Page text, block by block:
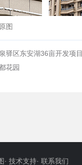
图
驿区东安湖36亩开发项目
花园
· 技术支持· 联系我们